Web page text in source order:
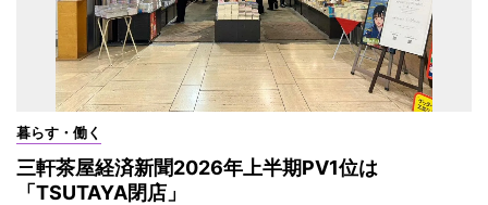
暮らす・働く
三軒茶屋経済新聞2026年上半期PV1位は
「TSUTAYA閉店」